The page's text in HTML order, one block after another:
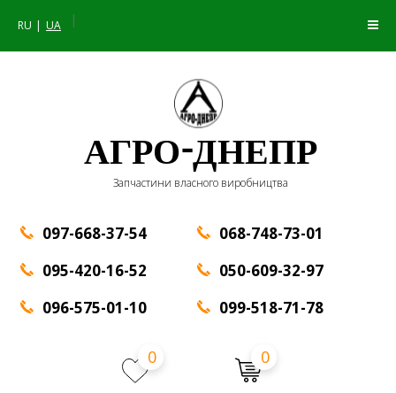
RU UA |
АГРО-ДНЕПР
Запчастини власного виробництва
097-668-37-54
095-420-16-52
096-575-01-10
068-748-73-01
050-609-32-97
099-518-71-78
0 0